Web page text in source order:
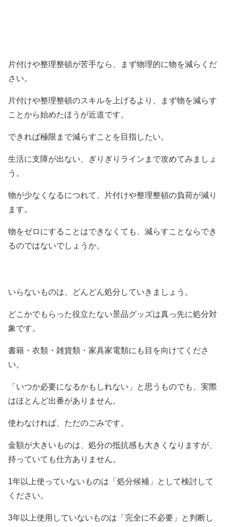
片付けや整理整頓が苦手なら、まず物理的に物を減らくだ
さい。
片付けや整理整頓のスキルを上げるより、まず物を減らす
ことから始めたほうが近道です。
できれば極限まで減らすことを目指したい。
生活に支障が出ない、ぎりぎりラインまで攻めてみましょ
う。
物が少なくなるにつれて、片付けや整理整頓の負荷が減り
ます。
物をゼロにすることはできなくても、減らすことならでき
るのではないでしょうか。
いらないものは、どんどん処分していきましょう。
どこかでもらった役立たない景品グッズは真っ先に処分対
象です。
書籍・衣類・雑貨類・家具家電類にも目を向けてくださ
い。
「いつか必要になるかもしれない」と思うものでも、実際
はほとんど出番がありません。
使わなければ、ただのごみです。
金額が大きいものは、処分の抵抗感も大きくなりますが、
持っていても仕方ありません。
1年以上使っていないものは「処分候補」として検討して
ください。
3年以上使用していないものは「完全に不必要」と判断し